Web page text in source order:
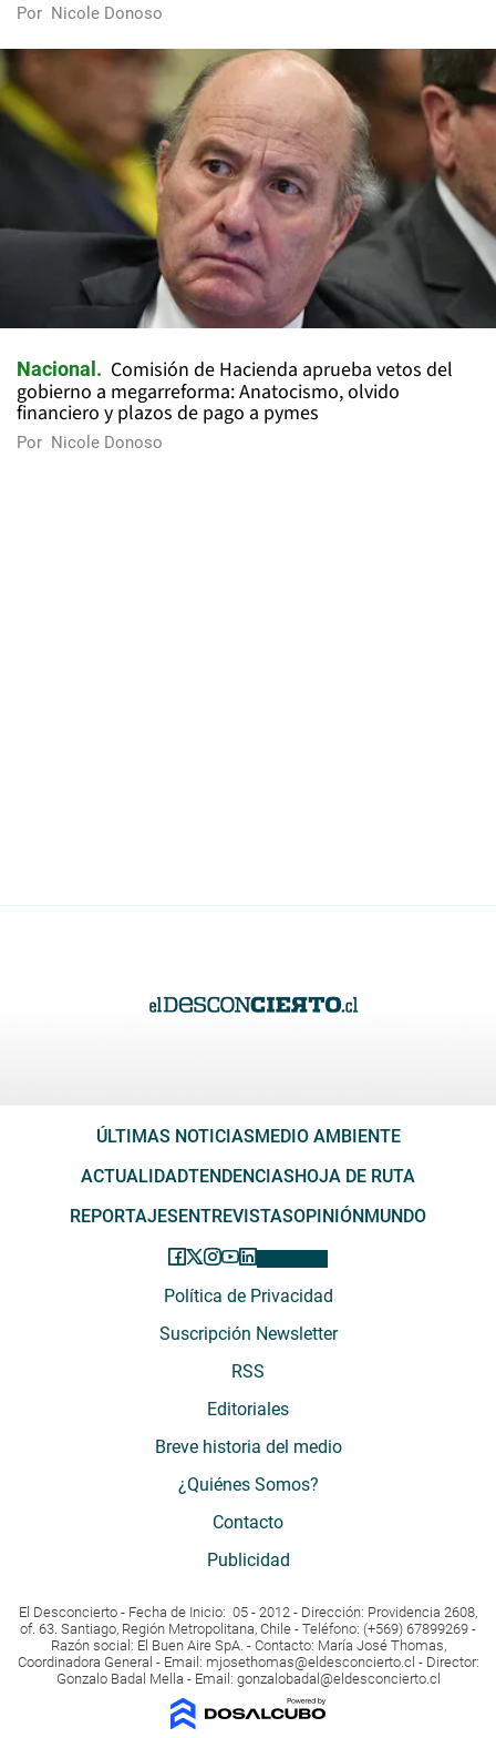
Por Nicole Donoso
Nacional
Comisión de Hacienda aprueba vetos del
gobierno a megarreforma: Anatocismo, olvido
financiero y plazos de pago a pymes
Por Nicole Donoso
ÚLTIMAS NOTICIASMEDIO AMBIENTE
ACTUALIDADTENDENCIASHOJA DE RUTA
REPORTAJESENTREVISTASOPINIÓNMUNDO
Política de Privacidad
Suscripción Newsletter
RSS
Editoriales
Breve historia del medio
¿Quiénes Somos?
Contacto
Publicidad
El Desconcierto - Fecha de Inicio: 05 - 2012 - Dirección: Providencia 2608,
of. 63. Santiago, Región Metropolitana, Chile - Teléfono: (+569) 67899269 -
Razón social: El Buen Aire SpA. - Contacto: María José Thomas,
Coordinadora General - Email: mjosethomas@eldesconcierto.cl - Director:
Gonzalo Badal Mella - Email: gonzalobadal@eldesconcierto.cl